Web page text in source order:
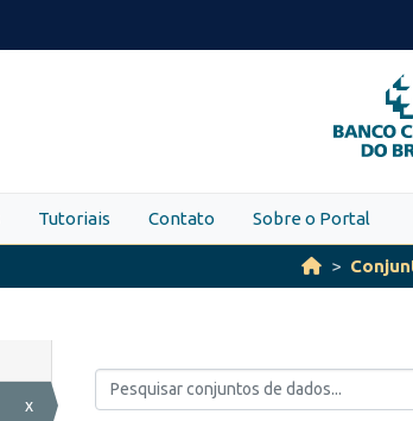
Tutoriais Contato Sobre o Portal
x